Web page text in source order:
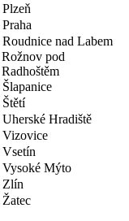
Plzeň
Praha
Roudnice nad Labem
Rožnov pod
Radhoštěm
Šlapanice
Štětí
Uherské Hradiště
Vizovice
Vsetín
Vysoké Mýto
Zlín
Žatec